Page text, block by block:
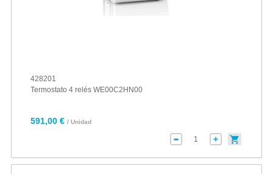
428201
Termostato 4 relés WE00C2HN00
591,00 € / Unidad